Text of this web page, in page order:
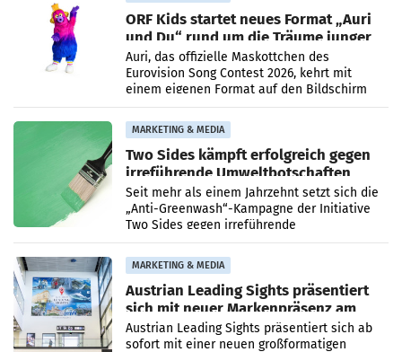
ORF Kids startet neues Format „Auri
und Du“ rund um die Träume junger
Menschen
Auri, das offizielle Maskottchen des
Eurovision Song Contest 2026, kehrt mit
einem eigenen Format auf den Bildschirm
zurück. In der neuen Sendung „Auri und Du“
bei ORF Kids steht
MARKETING & MEDIA
Two Sides kämpft erfolgreich gegen
irreführende Umweltbotschaften
beim Papiereinsatz
Seit mehr als einem Jahrzehnt setzt sich die
„Anti-Greenwash“-Kampagne der Initiative
Two Sides gegen irreführende
Umweltaussagen bei Papierkommunikation
und papierbasierten Verpackungen
MARKETING & MEDIA
Austrian Leading Sights präsentiert
sich mit neuer Markenpräsenz am
Flughafen Wien
Austrian Leading Sights präsentiert sich ab
sofort mit einer neuen großformatigen